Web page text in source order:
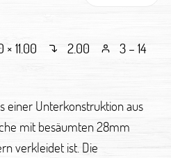
× 11.00 2.00 3 – 14
einer Unterkonstruktion aus
mit besäumten 28mm
verkleidet ist. Die